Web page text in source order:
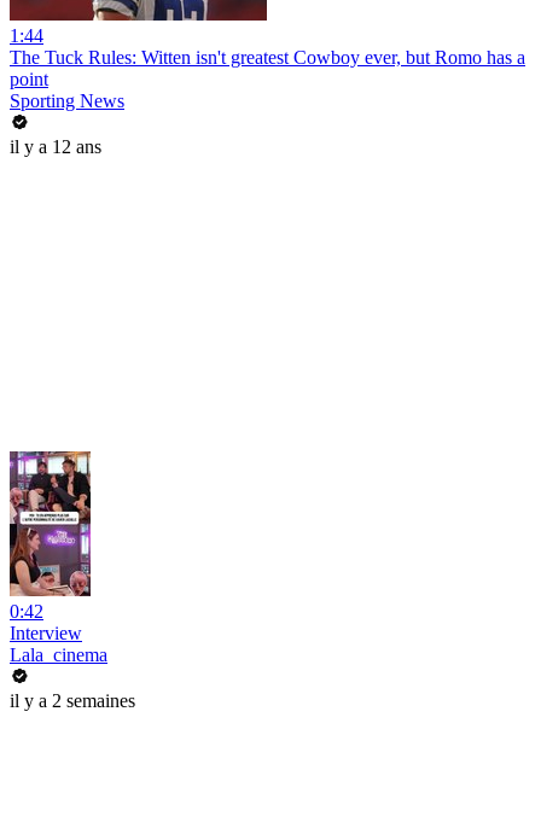
1:44
The Tuck Rules: Witten isn't greatest Cowboy ever, but Romo has a
point
Sporting News
il y a 12 ans
0:42
Interview
Lala_cinema
il y a 2 semaines